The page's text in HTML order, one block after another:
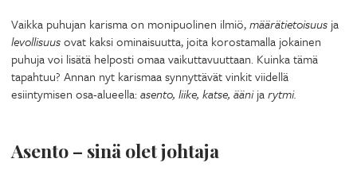
Vaikka puhujan karisma on monipuolinen ilmiö,määrätietoisuus ja
levollisuusovat kaksi ominaisuutta, joita korostamalla jokainen
puhuja voi lisätä helposti omaa vaikuttavuuttaan. Kuinka tämä
tapahtuu? Annan nyt karismaa synnyttävät vinkit viidellä
esiintymisen osa-alueella:asento, liike, katse, äänijarytmi.
Asento – sinä olet johtaja